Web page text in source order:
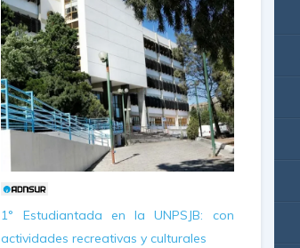
1° Estudiantada en la UNPSJB: con
actividades recreativas y culturales